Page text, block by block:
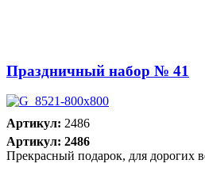
Праздничный набор № 41
Артикул: 2486
Артикул: 2486
Прекрасный подарок, для дорогих